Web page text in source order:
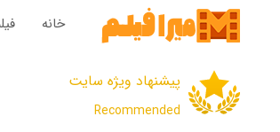
خانه
پیشنهاد ویژه سایت
Recommended